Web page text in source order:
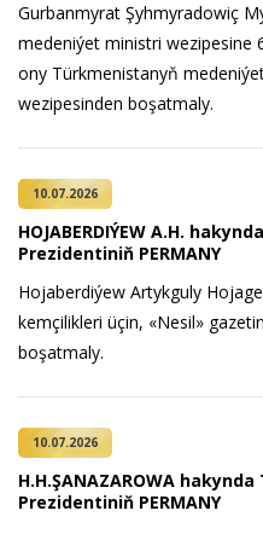
Gurbanmyrat Şyhmyradowiç
medeniýet ministri wezipesine
ony Türkmenistanyň
wezipesinden boşatmaly.
10.07.2026
HOJABERDIÝEW A.H.
Prezidentiniň PERMANY
Hojaberdiýew Artykguly
kemçilikleri üçin, «Nesil»
boşatmaly.
10.07.2026
H.H.ŞANAZAROWA
Prezidentiniň PERMANY